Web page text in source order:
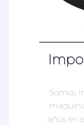
Somos
años en